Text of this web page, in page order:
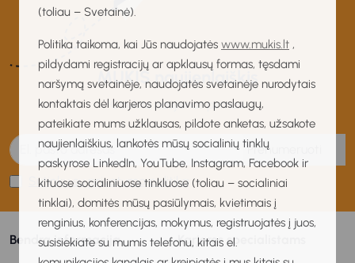
(toliau – Svetainė).
Politika taikoma, kai Jūs naudojatės www.mukis.lt ,
pildydami registracijų ar apklausų formas, tęsdami
naršymą svetainėje, naudojatės svetainėje nurodytais
kontaktais dėl karjeros planavimo paslaugų,
pateikiate mums užklausas, pildote anketas, užsakote
naujienlaiškius, lankotės mūsų socialinių tinklų
paskyrose LinkedIn, YouTube, Instagram, Facebook ir
kituose socialiniuose tinkluose (toliau – socialiniai
tinklai), domitės mūsų pasiūlymais, kvietimais į
renginius, konferencijas, mokymus, registruojatės į juos,
susisiekiate su mumis telefonu, kitais el.
MUKIS naujienlaiškis
Gaukite naujienas pirmas!
Prenumeruoti
Sutinku su privatumo politika
Bendra informacija Karjeros specialistams